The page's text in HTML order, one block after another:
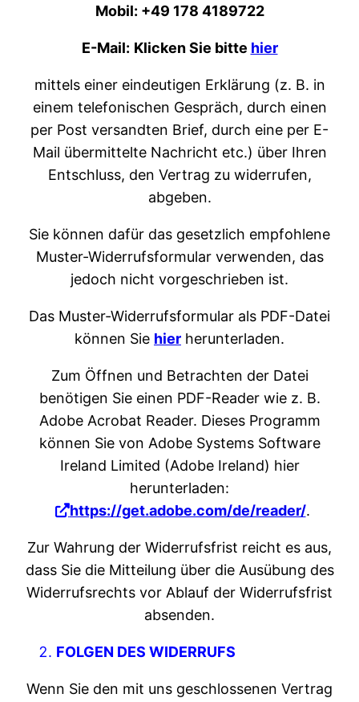
Mobil: +49 178 4189722
E-Mail: Klicken Sie bitte hier
mittels einer eindeutigen Erklärung (z. B. in
einem telefonischen Gespräch, durch einen
per Post versandten Brief, durch eine per E-
Mail übermittelte Nachricht etc.) über Ihren
Entschluss, den Vertrag zu widerrufen,
abgeben.
Sie können dafür das gesetzlich empfohlene
Muster-Widerrufsformular verwenden, das
jedoch nicht vorgeschrieben ist.
Das Muster-Widerrufsformular als PDF-Datei
können Sie hier herunterladen.
Zum Öffnen und Betrachten der Datei
benötigen Sie einen PDF-Reader wie z. B.
Adobe Acrobat Reader. Dieses Programm
können Sie von Adobe Systems Software
Ireland Limited (Adobe Ireland) hier
herunterladen:
https://get.adobe.com/de/reader/.
Zur Wahrung der Widerrufsfrist reicht es aus,
dass Sie die Mitteilung über die Ausübung des
Widerrufsrechts vor Ablauf der Widerrufsfrist
absenden.
FOLGEN DES WIDERRUFS
Wenn Sie den mit uns geschlossenen Vertrag